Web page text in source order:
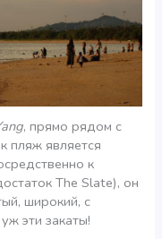
, прямо рядом с
пляж является
к
The Slate), он
широкий, с
эти закаты!